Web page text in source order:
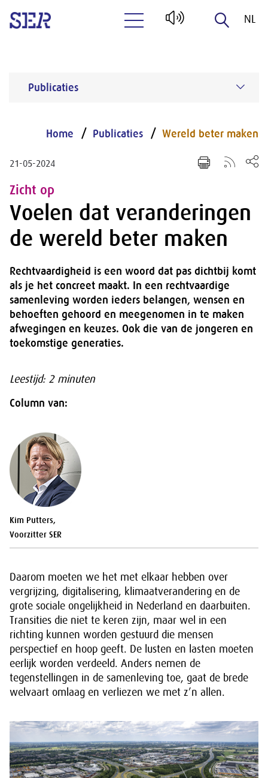
NL
Publicaties
Home Publicaties Wereld beter maken
21-05-2024
Zicht op
Voelen dat veranderingen
de wereld beter maken
Rechtvaardigheid is een woord dat pas dichtbij komt
als je het concreet maakt. In een rechtvaardige
samenleving worden ieders belangen, wensen en
behoeften gehoord en meegenomen in te maken
afwegingen en keuzes. Ook die van de jongeren en
toekomstige generaties.
Leestijd: 2 minuten
Column van:
Kim Putters,
Voorzitter SER
Daarom moeten we het met elkaar hebben over
vergrijzing, digitalisering, klimaatverandering en de
grote sociale ongelijkheid in Nederland en daarbuiten.
Transities die niet te keren zijn, maar wel in een
richting kunnen worden gestuurd die mensen
perspectief en hoop geeft. De lusten en lasten moeten
eerlijk worden verdeeld. Anders nemen de
tegenstellingen in de samenleving toe, gaat de brede
welvaart omlaag en verliezen we met z’n allen.